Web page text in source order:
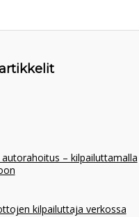
– kilpailuttamalla
kilpailuttaja verkossa